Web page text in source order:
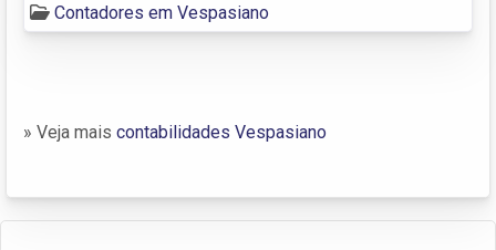
Contadores em Vespasiano
» Veja mais contabilidades Vespasiano